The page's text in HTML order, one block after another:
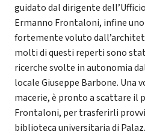
guidato dal dirigente
Ermanno Frontaloni, infine
fortemente voluto
molti di questi reperti sono
ricerche svolte in autonomia
locale Giuseppe Barbone. Una
macerie, è pronto a scattare il
Frontaloni, per trasferirli
biblioteca universitaria di